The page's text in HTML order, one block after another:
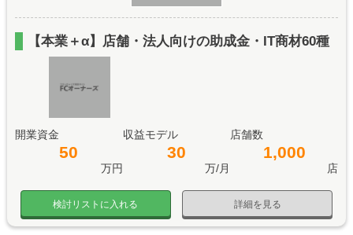
【本業＋α】店舗・法人向けの助成金・IT商材60種
開業資金
50
万円
収益モデル
30
万/月
店舗数
1,000
店
詳細を見る
検討リストに入れる